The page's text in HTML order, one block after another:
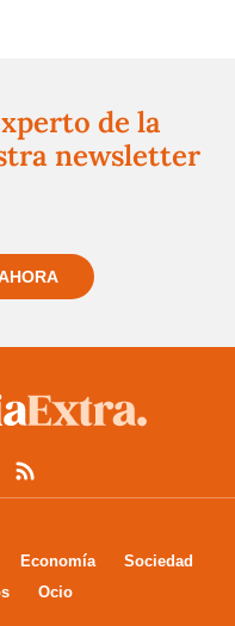
de la
newsletter
Economía
Sociedad
Ocio